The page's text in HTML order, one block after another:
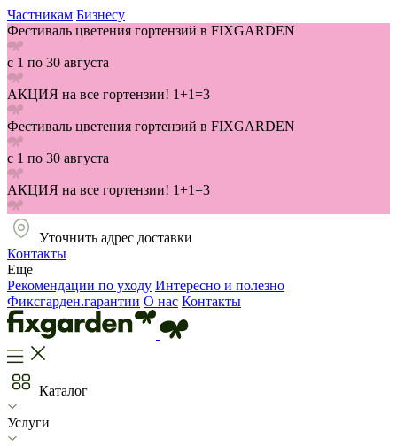
Частникам Бизнесу
Фестиваль цветения гортензий в FIXGARDEN
с 1 по 30 августа
АКЦИЯ на все гортензии! 1+1=3
Фестиваль цветения гортензий в FIXGARDEN
с 1 по 30 августа
АКЦИЯ на все гортензии! 1+1=3
Уточнить адрес доставки
Контакты
Еще
Рекомендации по уходу Интересно и полезно
Фиксгарден.гарантии О нас Контакты
Каталог
Услуги